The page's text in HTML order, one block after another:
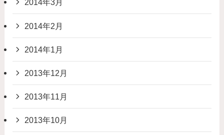
2014年3月
2014年2月
2014年1月
2013年12月
2013年11月
2013年10月